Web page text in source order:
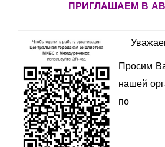
ПРИГЛАШАЕМ В
Просим
нашей
по